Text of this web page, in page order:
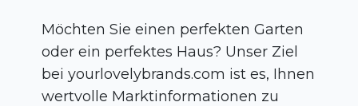
Möchten Sie einen perfekten Garten
oder ein perfektes Haus? Unser Ziel
bei yourlovelybrands.com ist es, Ihnen
wertvolle Marktinformationen zu